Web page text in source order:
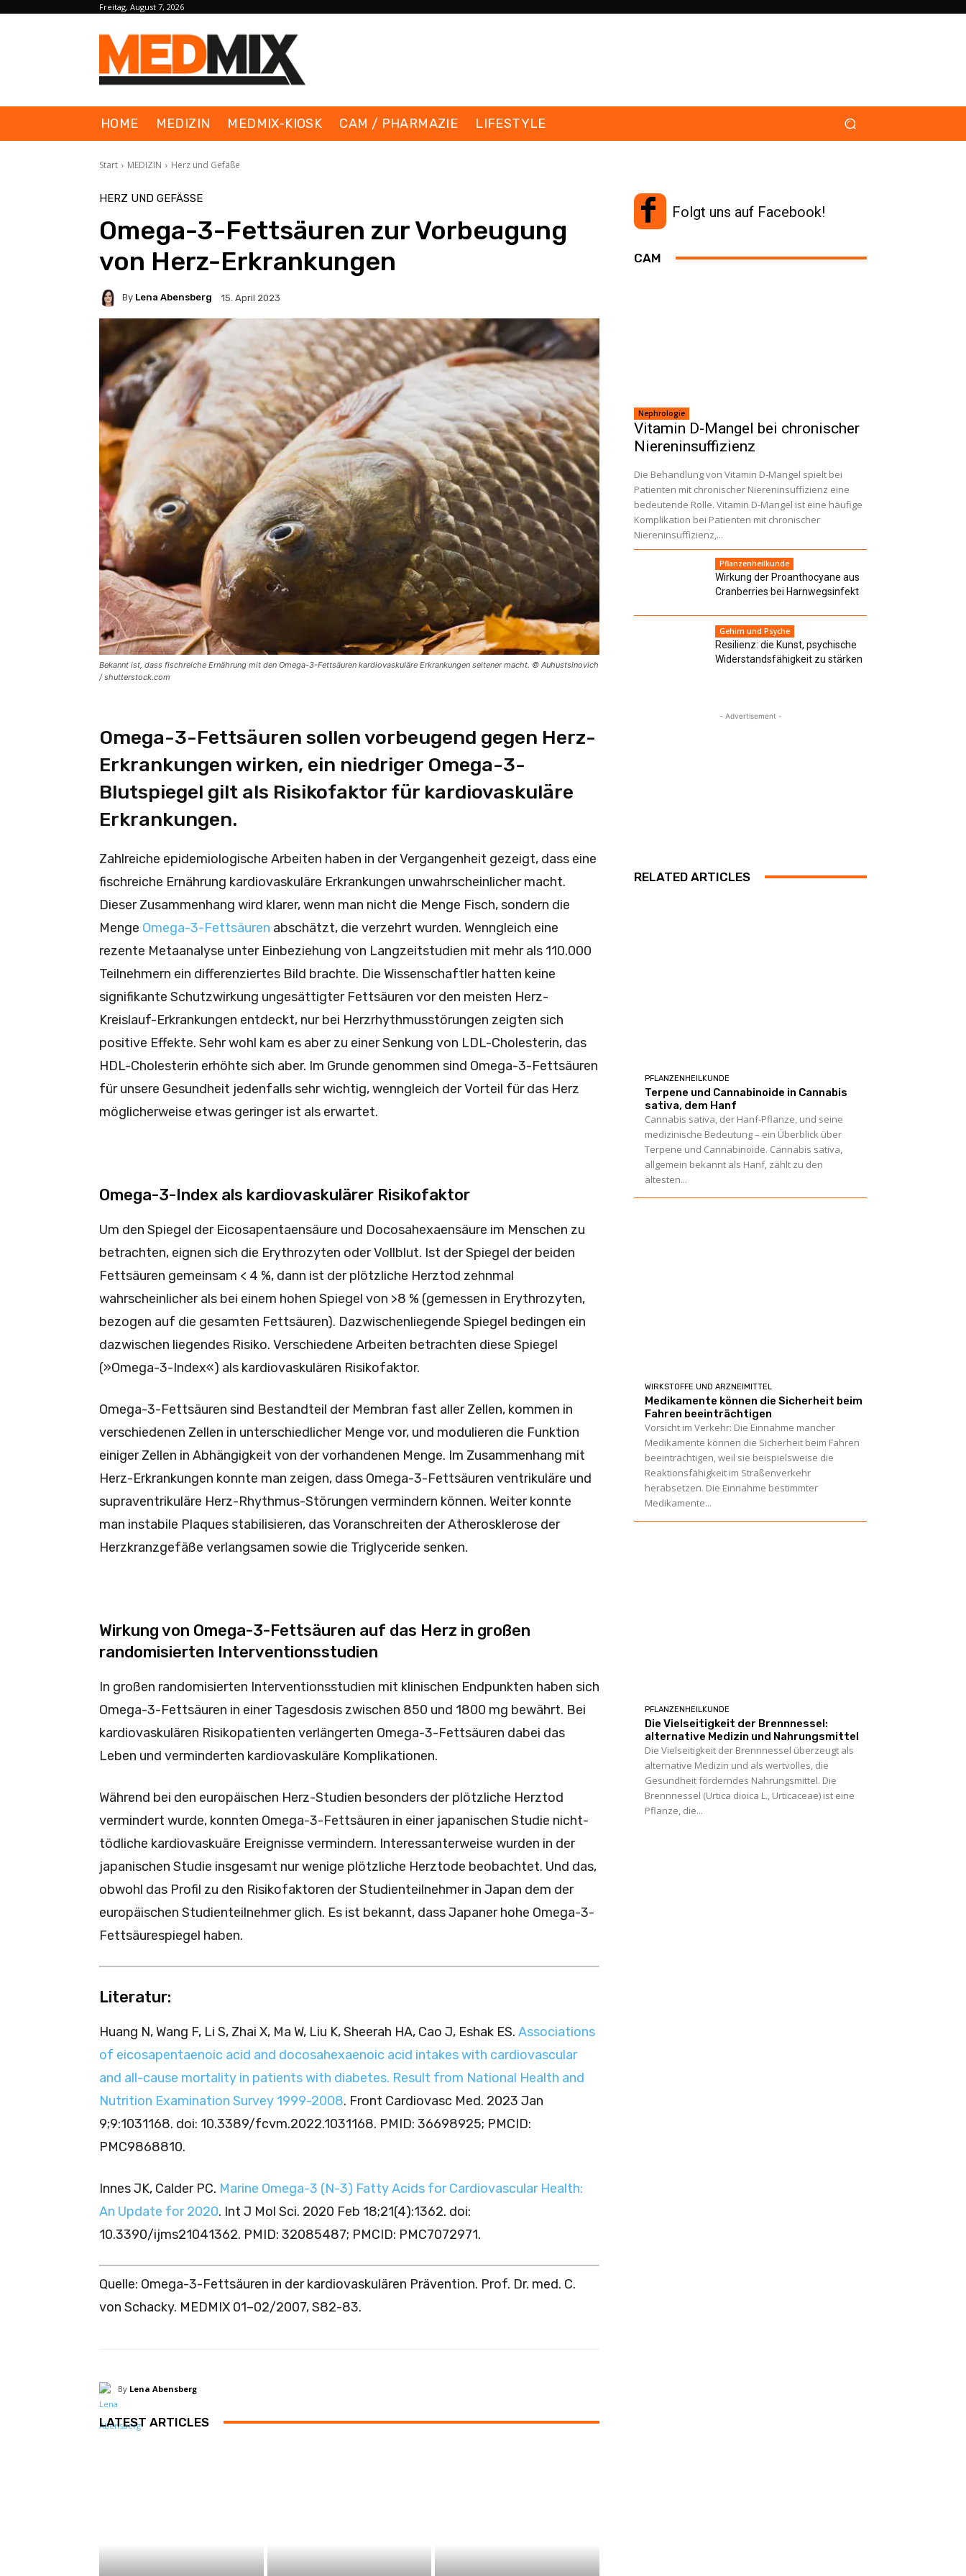
Freitag, August 7, 2026
HOME MEDIZIN MEDMIX-KIOSK CAM / PHARMAZIE LIFESTYLE
Start MEDIZIN Herz und Gefäße
HERZ UND GEFÄSSE
Omega-3-Fettsäuren zur ­Vorbeugung
von Herz-Erkrankungen
By Lena Abensberg 15. April 2023
Bekannt ist, dass fischreiche Ernährung mit den Omega-3-Fettsäuren kardiovaskuläre Erkrankungen seltener macht. © Auhustsinovich
/ shutterstock.com
Omega-3-Fettsäuren sollen vorbeugend gegen Herz-
Erkrankungen wirken, ein niedriger Omega-3-
Blutspiegel gilt als Risikofaktor für kardiovaskuläre
Erkrankungen.
Zahlreiche epidemiologische Arbeiten haben in der Vergangenheit gezeigt, dass eine
fischreiche Ernährung kardiovaskuläre Erkrankungen unwahrscheinlicher macht.
Dieser Zusammenhang wird klarer, wenn man nicht die Menge Fisch, sondern die
Menge Omega-3-Fettsäuren abschätzt, die verzehrt wurden. Wenngleich eine
rezente Metaanalyse unter Einbeziehung von Langzeitstudien mit mehr als 110.000
Teilnehmern ein differenziertes Bild brachte. Die Wissenschaftler hatten keine
signifikante Schutzwirkung ungesättigter Fettsäuren vor den meisten Herz-
Kreislauf-Erkrankungen entdeckt, nur bei Herzrhythmusstörungen zeigten sich
positive Effekte. Sehr wohl kam es aber zu einer Senkung von LDL-Cholesterin, das
HDL-Cholesterin erhöhte sich aber. Im Grunde genommen sind Omega-3-Fettsäuren
für unsere Gesundheit jedenfalls sehr wichtig, wenngleich der Vorteil für das Herz
möglicherweise etwas geringer ist als erwartet.
Omega-3-Index als kardiovaskulärer Risikofaktor
Um den Spiegel der Eico­sapentaensäure und Docosa­hexaensäure im Menschen zu
betrachten, eignen sich die Erythrozyten oder Vollblut. Ist der Spiegel der beiden
Fettsäuren gemeinsam < 4 %, dann ist der plötzliche Herztod zehnmal
wahrscheinlicher als bei einem hohen Spiegel von >8 % (gemessen in Erythrozyten,
bezogen auf die gesamten Fett­säuren). Dazwischenliegende Spiegel bedingen ein
dazwischen liegendes Risiko. Verschiedene Arbeiten betrachten diese Spiegel
(»Omega-3-Index«) als kardio­vaskulären Risikofaktor.
Omega-3-Fettsäuren sind Bestandteil der Membran fast aller Zellen, kommen in
verschiedenen Zellen in unterschiedlicher Menge vor, und modulieren die Funktion
einiger Zellen in Abhängigkeit von der vorhandenen Menge. Im Zusammenhang mit
Herz-Erkrankungen konnte man zeigen, dass Omega-3-Fettsäuren ventrikuläre und
supraventrikuläre Herz-Rhythmus-Störungen vermindern können. Weiter konnte
man instabile Plaques stabilisieren, das Voranschreiten der Atherosklerose der
Herzkranzgefäße verlangsamen sowie die Triglyceride senken.
Wirkung von Omega-3-Fettsäuren auf das Herz in großen
randomisierten Interventions­studien
In großen randomisierten Interventionsstudien mit klinischen Endpunkten haben sich
Omega-3-Fettsäuren in einer Tagesdosis zwischen 850 und 1800 mg bewährt. Bei
kardiovaskulären Risikopatienten verlängerten Omega-3-Fettsäuren dabei das
Leben und verminderten kardiovaskuläre Komplikationen.
Während bei den europäischen Herz-Studien besonders der plötzliche Herztod
vermindert wurde, konnten Omega-3-Fettsäuren in einer japanischen Studie nicht-
tödliche kardiovaskuäre Ereignisse vermindern. Interessanterweise wurden in der
japanischen Studie insgesamt nur wenige plötzliche Herztode beobachtet. Und das,
obwohl das Profil zu den Risikofaktoren der Studienteilnehmer in Japan dem der
europäischen Studienteilnehmer glich. Es ist bekannt, dass Japaner hohe Omega-3-
Fettsäurespiegel haben.
Literatur:
Huang N, Wang F, Li S, Zhai X, Ma W, Liu K, Sheerah HA, Cao J, Eshak ES. Associations
of eicosapentaenoic acid and docosahexaenoic acid intakes with cardiovascular
and all-cause mortality in patients with diabetes. Result from National Health and
Nutrition Examination Survey 1999-2008. Front Cardiovasc Med. 2023 Jan
9;9:1031168. doi: 10.3389/fcvm.2022.1031168. PMID: 36698925; PMCID:
PMC9868810.
Innes JK, Calder PC. Marine Omega-3 (N-3) Fatty Acids for Cardiovascular Health:
An Update for 2020. Int J Mol Sci. 2020 Feb 18;21(4):1362. doi:
10.3390/ijms21041362. PMID: 32085487; PMCID: PMC7072971.
Quelle: Omega-3-Fettsäuren in der ­kardiovaskulären Prävention. Prof. Dr. med. C.
von Schacky. MEDMIX 01–02/2007, S82-83.
By Lena Abensberg
LATEST ARTICLES
Folgt uns auf Facebook!
CAM
Nephrologie
Vitamin D-Mangel bei chronischer
Niereninsuffizienz
Die Behandlung von Vitamin D-Mangel spielt bei
Patienten mit chronischer Niereninsuffizienz eine
bedeutende Rolle. Vitamin D-Mangel ist eine häufige
Komplikation bei Patienten mit chronischer
Niereninsuffizienz,...
Pflanzenheilkunde
Wirkung der Proanthocyane aus
Cranberries bei Harnwegsinfekt
Gehirn und Psyche
Resilienz: die Kunst, psychische
Widerstandsfähigkeit zu stärken
- Advertisement -
RELATED ARTICLES
PFLANZENHEILKUNDE
Terpene und Cannabinoide in Cannabis
sativa, dem Hanf
Cannabis sativa, der Hanf-Pflanze, und seine
medizinische Bedeutung – ein Überblick über
Terpene und Cannabinoide. Cannabis sativa,
allgemein bekannt als Hanf, zählt zu den
ältesten...
WIRKSTOFFE UND ARZNEIMITTEL
Medikamente können die Sicherheit beim
Fahren beeinträchtigen
Vorsicht im Verkehr: Die Einnahme mancher
Medikamente können die Sicherheit beim Fahren
beeinträchtigen, weil sie beispielsweise die
Reaktionsfähigkeit im Straßenverkehr
herabsetzen. Die Einnahme bestimmter
Medikamente...
PFLANZENHEILKUNDE
Die Vielseitigkeit der Brennnessel:
alternative Medizin und Nahrungsmittel
Die Vielseitigkeit der Brennnessel überzeugt als
alternative Medizin und als wertvolles, die
Gesundheit förderndes Nahrungsmittel. Die
Brennnessel (Urtica dioica L., Urticaceae) ist eine
Pflanze, die...